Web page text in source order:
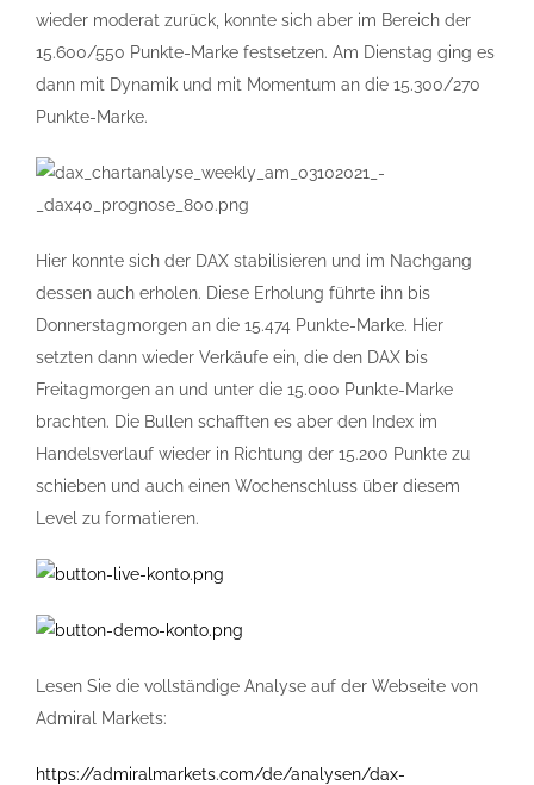
wieder moderat zurück, konnte sich aber im Bereich der
15.600/550 Punkte-Marke festsetzen. Am Dienstag ging es
dann mit Dynamik und mit Momentum an die 15.300/270
Punkte-Marke.
Hier konnte sich der DAX stabilisieren und im Nachgang
dessen auch erholen. Diese Erholung führte ihn bis
Donnerstagmorgen an die 15.474 Punkte-Marke. Hier
setzten dann wieder Verkäufe ein, die den DAX bis
Freitagmorgen an und unter die 15.000 Punkte-Marke
brachten. Die Bullen schafften es aber den Index im
Handelsverlauf wieder in Richtung der 15.200 Punkte zu
schieben und auch einen Wochenschluss über diesem
Level zu formatieren.
Lesen Sie die vollständige Analyse auf der Webseite von
Admiral Markets:
https://admiralmarkets.com/de/analysen/dax-